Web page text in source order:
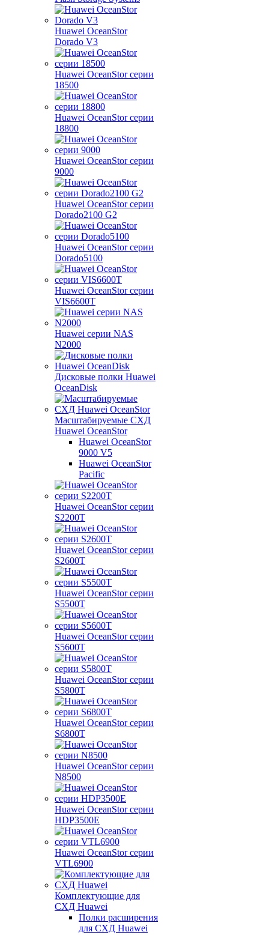
Huawei OceanStor
Dorado V3
Huawei OceanStor серии
18500
Huawei OceanStor серии
18800
Huawei OceanStor серии
9000
Huawei OceanStor серии
Dorado2100 G2
Huawei OceanStor серии
Dorado5100
Huawei OceanStor серии
VIS6600T
Huawei серии NAS
N2000
Дисковые полки Huawei
OceanDisk
Масштабируемые СХД
Huawei OceanStor
Huawei OceanStor
9000 V5
Huawei OceanStor
Pacific
Huawei OceanStor серии
S2200T
Huawei OceanStor серии
S2600T
Huawei OceanStor серии
S5500T
Huawei OceanStor серии
S5600T
Huawei OceanStor серии
S5800T
Huawei OceanStor серии
S6800T
Huawei OceanStor серии
N8500
Huawei OceanStor серии
HDP3500E
Huawei OceanStor серии
VTL6900
Комплектующие для
СХД Huawei
Полки расширения
для СХД Huawei